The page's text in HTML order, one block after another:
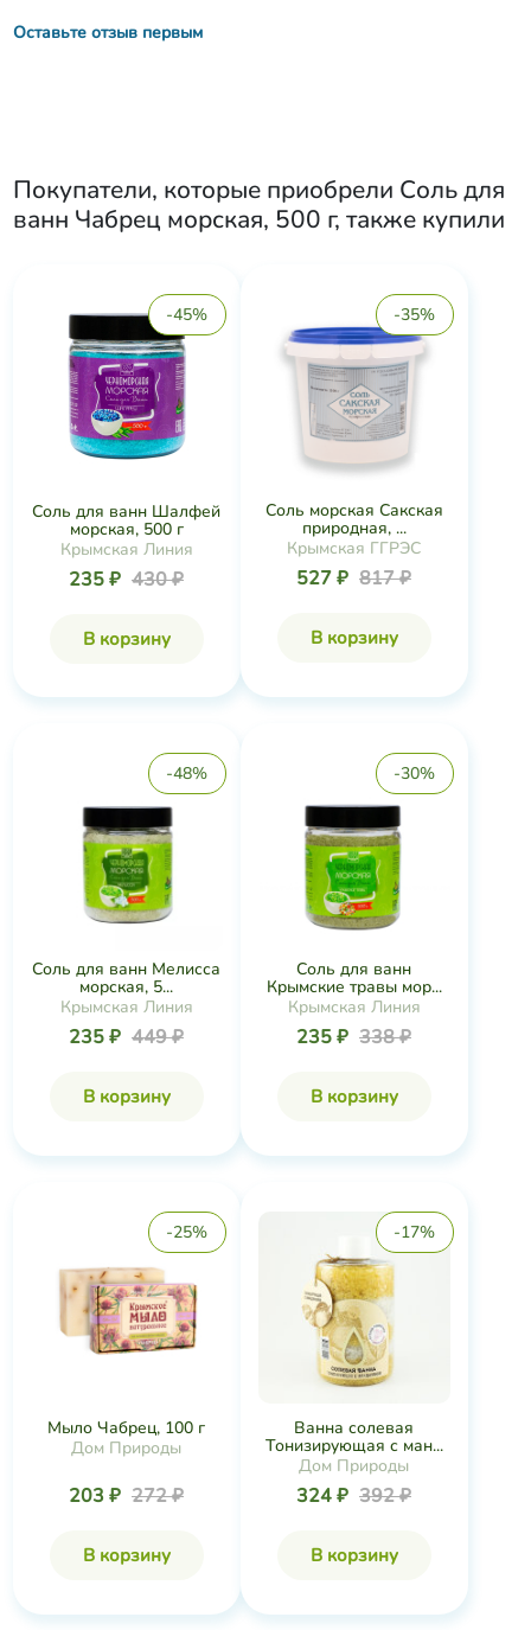
Оставьте отзыв первым
Покупатели, которые приобрели Соль для
ванн Чабрец морская, 500 г, также купили
-45%
Соль для ванн Шалфей
морская, 500 г
Крымская Линия
235 ₽ 430 ₽
В корзину
-35%
Соль морская Сакская
природная, ...
Крымская ГГРЭС
527 ₽ 817 ₽
В корзину
-48%
Соль для ванн Мелисса
морская, 5...
Крымская Линия
235 ₽ 449 ₽
В корзину
-30%
Соль для ванн
Крымские травы мор...
Крымская Линия
235 ₽ 338 ₽
В корзину
-25%
Мыло Чабрец, 100 г
Дом Природы
203 ₽ 272 ₽
В корзину
-17%
Ванна солевая
Тонизирующая с ман...
Дом Природы
324 ₽ 392 ₽
В корзину